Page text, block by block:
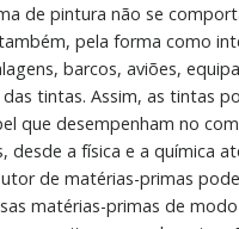
de pintura não se
pela forma como
barcos, aviões,
tintas. Assim, as tintas
que desempenham no
desde a física e a química
de matérias-primas
matérias-primas de